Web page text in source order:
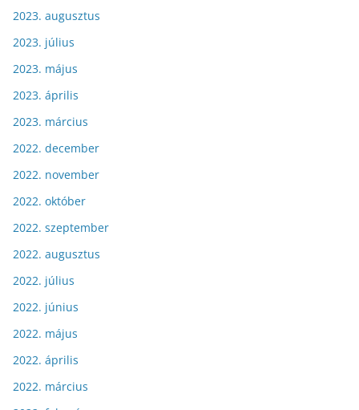
2023. augusztus
2023. július
2023. május
2023. április
2023. március
2022. december
2022. november
2022. október
2022. szeptember
2022. augusztus
2022. július
2022. június
2022. május
2022. április
2022. március